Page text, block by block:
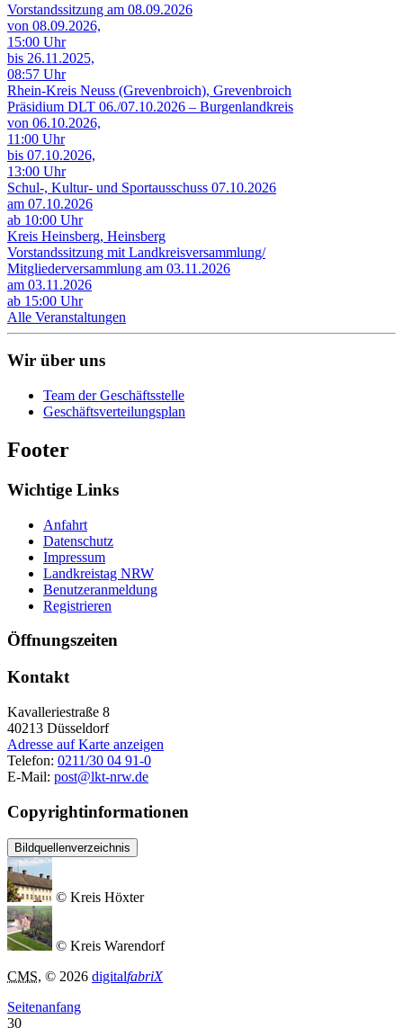
Vorstandssitzung am 08.09.2026
von 08.09.2026,
15:00 Uhr
bis 26.11.2025,
08:57 Uhr
Rhein-Kreis Neuss (Grevenbroich), Grevenbroich
Präsidium DLT 06./07.10.2026 – Burgenlandkreis
von 06.10.2026,
11:00 Uhr
bis 07.10.2026,
13:00 Uhr
Schul-, Kultur- und Sportausschuss 07.10.2026
am 07.10.2026
ab 10:00 Uhr
Kreis Heinsberg, Heinsberg
Vorstandssitzung mit Landkreisversammlung/
Mitgliederversammlung am 03.11.2026
am 03.11.2026
ab 15:00 Uhr
Alle Veranstaltungen
Wir über uns
Team der Geschäftsstelle
Geschäftsverteilungsplan
Footer
Wichtige Links
Anfahrt
Datenschutz
Impressum
Landkreistag NRW
Benutzeranmeldung
Registrieren
Öffnungszeiten
Kontakt
Kavalleriestraße 8
40213 Düsseldorf
Adresse auf Karte anzeigen
Telefon: 0211/30 04 91-0
E-Mail: post@lkt-nrw.de
Copyrightinformationen
Bildquellenverzeichnis
© Kreis Höxter
© Kreis Warendorf
CMS, © 2026 digitalfabriX
Seitenanfang
30